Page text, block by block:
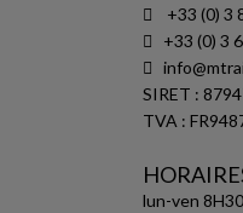
+33 (0) 3
+33 (0) 3
SIRET :
TVA :
lun-ven